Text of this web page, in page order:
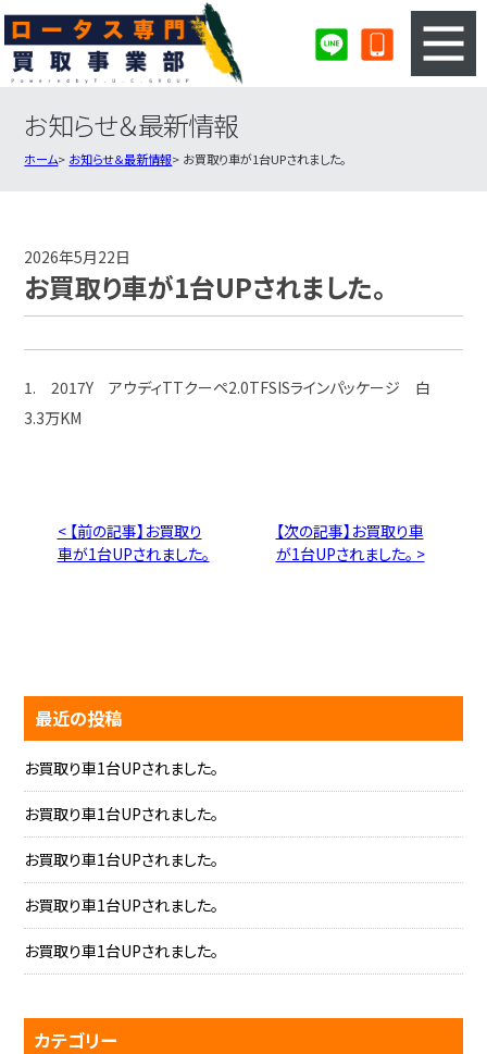
3ステップのカンタン査定
ロータス買取実績
お知らせ＆最新情報
ホーム お知らせ＆最新情報 お買取り車が1台UPされました。
2026年5月22日
お買取り車が1台UPされました。
1. 2017Y アウディTTクーペ2.0TFSISラインパッケージ 白
3.3万KM
< 【前の記事】お買取り
車が1台UPされました。
【次の記事】お買取り車
が1台UPされました。 >
最近の投稿
お買取り車1台UPされました。
お買取り車1台UPされました。
お買取り車1台UPされました。
お買取り車1台UPされました。
お買取り車1台UPされました。
カテゴリー